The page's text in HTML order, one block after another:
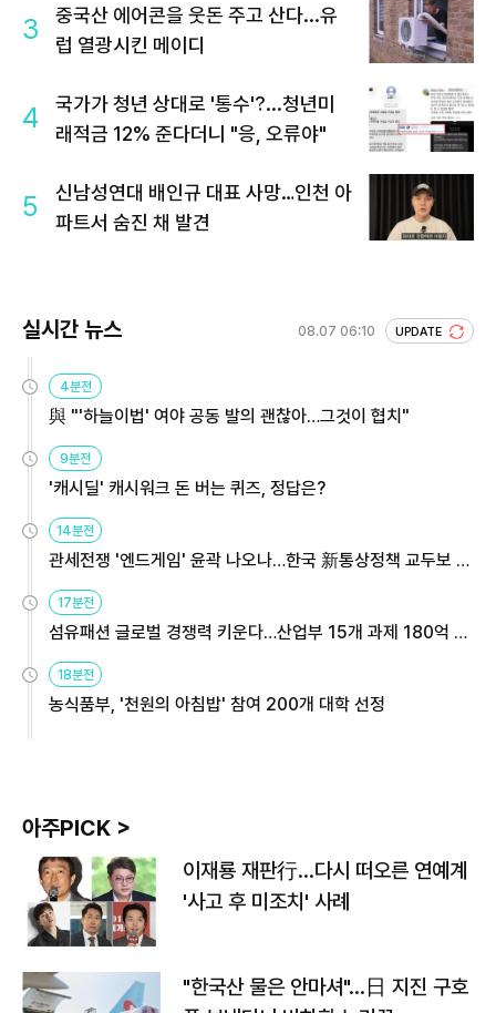
3
중국산 에어콘을 웃돈 주고 산다...유
럽 열광시킨 메이디
4
국가가 청년 상대로 '통수'?...청년미
래적금 12% 준다더니 "응, 오류야"
5
신남성연대 배인규 대표 사망…인천 아
파트서 숨진 채 발견
실시간 뉴스 08.07 06:10 UPDATE
4분전
與 "'하늘이법' 여야 공동 발의 괜찮아…그것이 협치"
9분전
'캐시딜' 캐시워크 돈 버는 퀴즈, 정답은?
14분전
관세전쟁 '엔드게임' 윤곽 나오나…한국 新통상정책 교두보 활
17분전
섬유패션 글로벌 경쟁력 키운다…산업부 15개 과제 180억 지
18분전
농식품부, '천원의 아침밥' 참여 200개 대학 선정
아주PICK >
이재룡 재판行…다시 떠오른 연예계
'사고 후 미조치' 사례
"한국산 물은 안마셔"…日 지진 구호